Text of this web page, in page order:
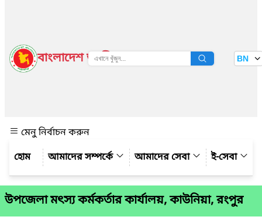
বাংলাদেশ জাতীয় তথ্য বাতায়ন BN
মেনু নির্বাচন করুন
আমাদের সম্পর্কে
আমাদের সেবা ই-সেবা
উপজেলা মৎস্য কর্মকর্তার কার্যালয়, কাউনিয়া, রংপুর